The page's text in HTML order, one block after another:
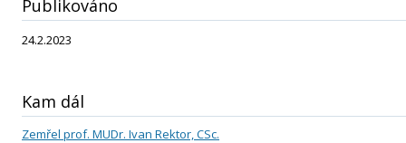
Duben
Leden
Publikováno
24.2.2023
Kam dál
Zemřel prof. MUDr. Ivan Rektor, CSc.